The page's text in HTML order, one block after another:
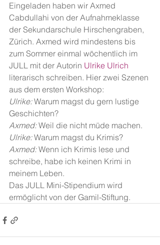
Eingeladen haben wir Axmed
Cabdullahi von der Aufnahmeklasse
der Sekundarschule Hirschengraben,
Zürich. Axmed wird mindestens bis
zum Sommer einmal wöchentlich im
JULL mit der Autorin Ulrike Ulrich
literarisch schreiben. Hier zwei Szenen
aus dem ersten Workshop:
Ulrike: Warum magst du gern lustige
Geschichten?
Axmed: Weil die nicht müde machen.
Ulrike: Warum magst du Krimis?
Axmed: Wenn ich Krimis lese und
schreibe, habe ich keinen Krimi in
meinem Leben.
Das JULL Mini-Stipendium wird
ermöglicht von der Gamil-Stiftung.